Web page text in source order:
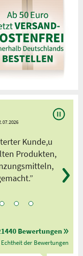
Kunde,u
Produkten,
Bewertungen
der Bewertungen